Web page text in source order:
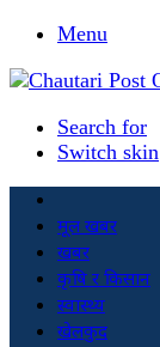
Menu
Search for
Switch skin
मूल खबर
खबर
कृषि र किसान
स्वास्थ्य
खेलकुद